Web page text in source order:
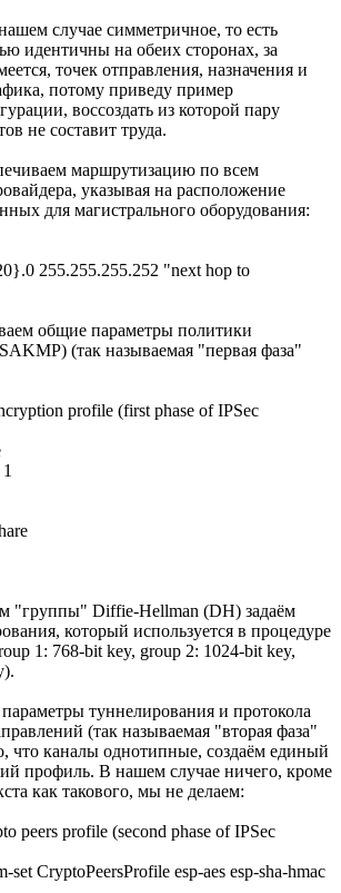
случае симметричное, то есть
идентичны на обеих сторонах, за
точек отправления, назначения и
потому приведу пример
воссоздать из которой пару
не составит труда.
маршрутизацию по всем
указывая на расположение
для магистрального оборудования:
255.255.255.252 "next hop to
общие параметры политики
(так называемая "первая фаза"
profile (first phase of IPSec
"группы" Diffie-Hellman (DH) задаём
который используется в процедуре
1: 768-bit key, group 2: 1024-bit key,
туннелирования и протокола
(так называемая "вторая фаза"
что каналы однотипные, создаём единый
профиль. В нашем случае ничего, кроме
как такового, мы не делаем:
peers profile (second phase of IPSec
set CryptoPeersProfile esp-aes esp-sha-hmac